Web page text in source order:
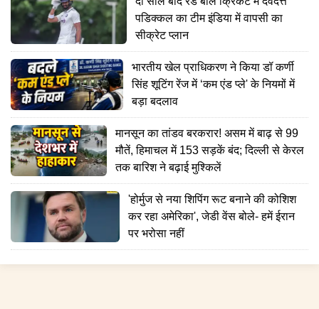
पडिक्कल का टीम इंडिया में वापसी का
सीक्रेट प्लान
भारतीय खेल प्राधिकरण ने किया डॉ कर्णी
सिंह शूटिंग रेंज में ‘कम एंड प्ले' के नियमों में
बड़ा बदलाव
मानसून का तांडव बरकरार! असम में बाढ़ से 99
मौतें, हिमाचल में 153 सड़कें बंद; दिल्ली से केरल
तक बारिश ने बढ़ाई मुश्किलें
'होर्मुज से नया शिपिंग रूट बनाने की कोशिश
कर रहा अमेरिका', जेडी वेंस बोले- हमें ईरान
पर भरोसा नहीं